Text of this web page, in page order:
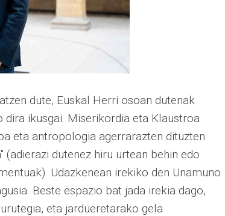
dute, Euskal Herri osoan dutenak
ikusgai. Miserikordia eta Klaustroa
eta antropologia agerrarazten dituzten
(adierazi dutenez hiru urtean behin edo
Udazkenean irekiko den Unamuno
Beste espazio bat jada irekia dago,
eta jardueretarako gela